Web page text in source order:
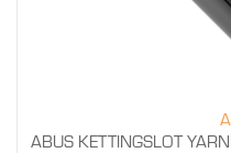
ABUS KETTINGSLOT